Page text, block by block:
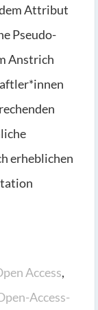
Attribut
Pseudo-
Anstrich
erheblichen
Access,
Access-